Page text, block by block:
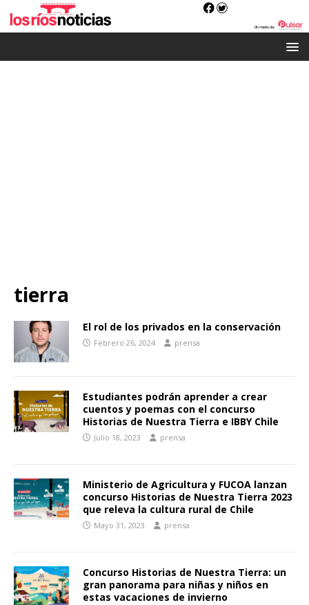
tierra
El rol de los privados en la conservación
Febrero 26, 2024 prensa
Estudiantes podrán aprender a crear
cuentos y poemas con el concurso
Historias de Nuestra Tierra e IBBY Chile
Julio 18, 2023 prensa
Ministerio de Agricultura y FUCOA lanzan
concurso Historias de Nuestra Tierra 2023
que releva la cultura rural de Chile
Mayo 31, 2023 prensa
Concurso Historias de Nuestra Tierra: un
gran panorama para niñas y niños en
estas vacaciones de invierno